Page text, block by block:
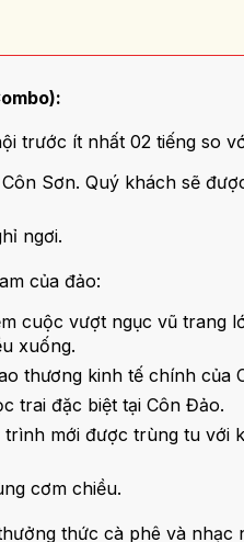
trước ít nhất 02 tiếng so
Sơn. Quý khách sẽ
ngơi.
của đảo:
cuộc vượt ngục vũ
xuống.
thương kinh tế chính của
trai đặc biệt tại Côn Đảo.
mới được trùng tu
cơm chiều.
thức cà phê và nhạc